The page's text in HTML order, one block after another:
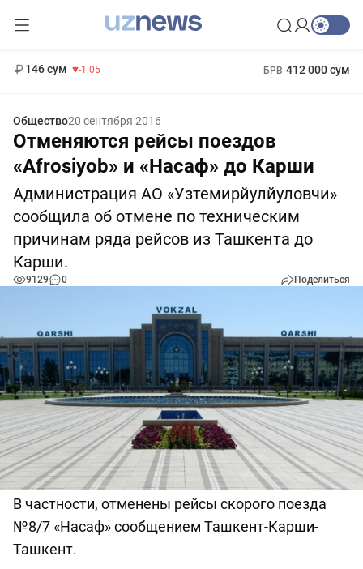
146 сум -1.05 БРВ 412 000 сум
Общество20 сентября 2016
Отменяются рейсы поездов
«Afrosiyob» и «Насаф» до Карши
Администрация АО «Узтемирйулйуловчи»
сообщила об отмене по техническим
причинам ряда рейсов из Ташкента до
Карши.
9129 0 Поделиться
В частности, отменены рейсы скорого поезда
№8/7 «Насаф» сообщением Ташкент-Карши-
Ташкент.